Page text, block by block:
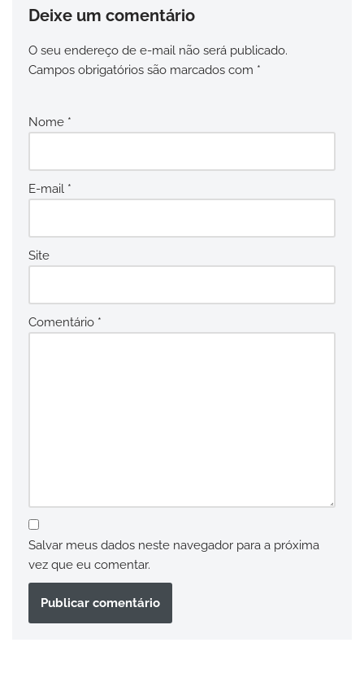
Deixe um comentário
O seu endereço de e-mail não será publicado.
Campos obrigatórios são marcados com *
Nome *
E-mail *
Site
Comentário *
Salvar meus dados neste navegador para a próxima
vez que eu comentar.